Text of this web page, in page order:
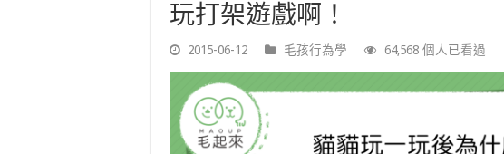
玩打架遊戲啊！
2015-06-12 毛孩行為學 64,568 個人已看過